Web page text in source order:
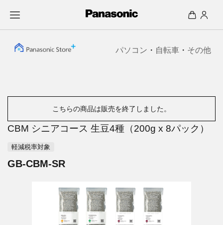
パソコン ・ 自転車 ・ その他
こちらの商品は販売を終了しました。
CBM シニアコース 生豆4種（200g x 8パック）
軽減税率対象
GB-CBM-SR